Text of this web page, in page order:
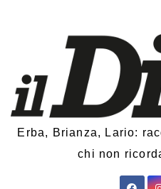
Erba, Brianza, Lario:
chi non